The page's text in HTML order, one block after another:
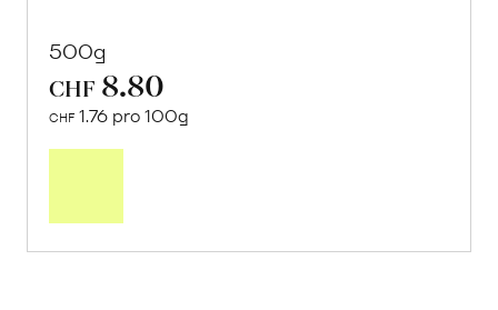
500g
CHF 8.80
CHF 1.76 pro 100g